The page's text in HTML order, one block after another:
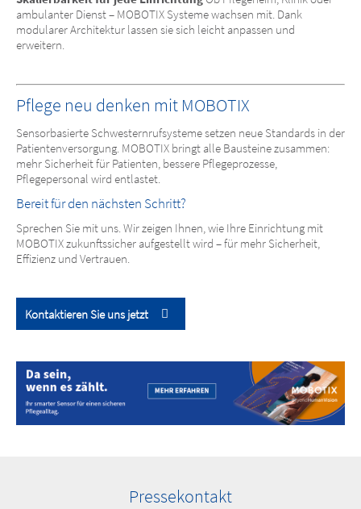
ambulanter Dienst – MOBOTIX Systeme wachsen mit. Dank
modularer Architektur lassen sie sich leicht anpassen und
erweitern.
Pflege neu denken mit MOBOTIX
Sensorbasierte Schwesternrufsysteme setzen neue Standards in der
Patientenversorgung. MOBOTIX bringt alle Bausteine zusammen:
mehr Sicherheit für Patienten, bessere Pflegeprozesse,
Pflegepersonal wird entlastet.
Bereit für den nächsten Schritt?
Sprechen Sie mit uns. Wir zeigen Ihnen, wie Ihre Einrichtung mit
MOBOTIX zukunftssicher aufgestellt wird – für mehr Sicherheit,
Effizienz und Vertrauen.
Kontaktieren Sie uns jetzt
Pressekontakt